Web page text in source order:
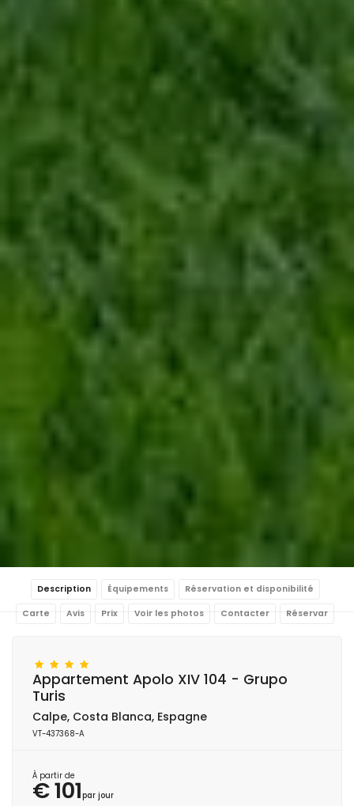
Description Équipements Réservation et disponibilité
Carte Avis Prix Voir les photos Contacter Réservar
Appartement Apolo XIV 104 - Grupo
Turis
Calpe, Costa Blanca, Espagne
VT-437368-A
À partir de
€ 101par jour